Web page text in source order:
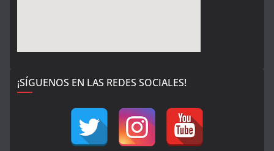
¡SÍGUENOS EN LAS REDES SOCIALES!